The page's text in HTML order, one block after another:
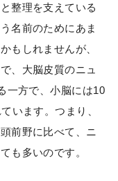
整理を支えている
名前のためにあま
もしれませんが、
、大脳皮質のニュ
一方で、小脳には10
います。つまり、
前野に比べて、ニ
も多いのです。